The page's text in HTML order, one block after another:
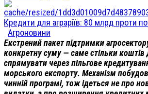
Кредити для аграріїв: 80 млрд проти
Агроновини
Екстрений пакет підтримки
конкретну суму — саме стільки коштів
спрямувати через пільгове
морського експорту. Механізм
чинній програмі, тож ідеться не про